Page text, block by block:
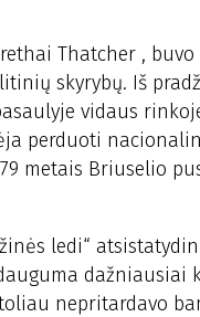
Thatcher ,
skyrybų. Iš
vidaus
perduoti
metais Briuselio
ledi“
dažniausiai
nepritardavo